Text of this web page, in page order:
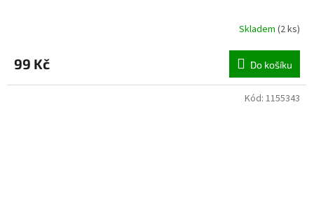
Skladem (2 ks)
99 Kč Do košíku
Kód: 1155343